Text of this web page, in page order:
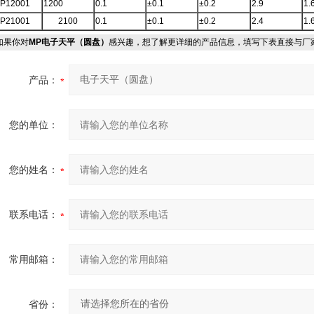
1200 0.1 ±0.1 ±0.2 2.9
1.6
2100 0.1 ±0.1 ±0.2 2.4 1.6
你对MP电子天平（圆盘） 感兴趣，想了解更详细的产品信息，填写下表直接与厂
产品：
您的单位：
您的姓名：
联系电话：
常用邮箱：
省份：